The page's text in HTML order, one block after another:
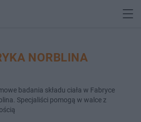
NORBLINA
badania składu ciała w Fabryce
Specjaliści pomogą w walce z